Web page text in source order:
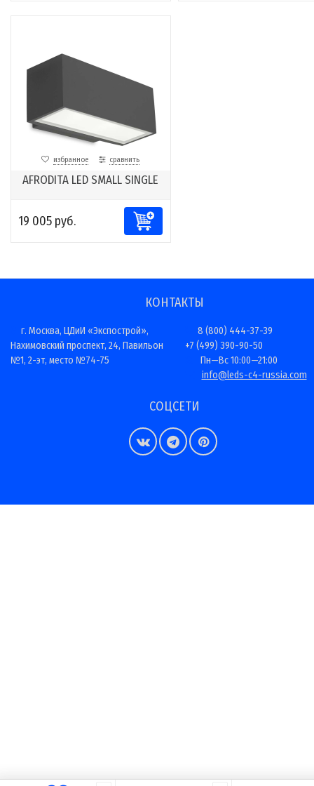
избранное сравнить
AFRODITA LED SMALL SINGLE
19 005 руб.
КОНТАКТЫ
г. Москва, ЦДиИ «Экспострой»,
Нахимовский проспект, 24, Павильон
№1, 2-эт, место №74-75
8 (800) 444-37-39
+7 (499) 390-90-50
Пн—Вс 10:00—21:00
info@leds-c4-russia.com
СОЦСЕТИ